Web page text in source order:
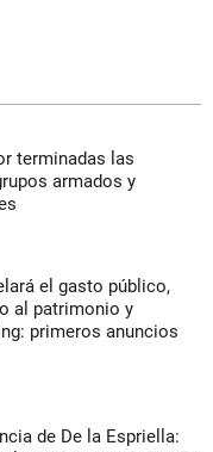
terminadas las
armados y
el gasto público,
al patrimonio y
primeros anuncios
de De la Espriella: